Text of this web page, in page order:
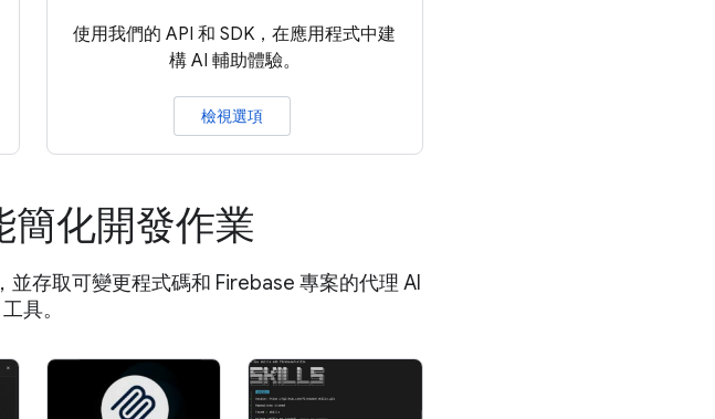
使用我們的 API 和 SDK，在應用程式中建
構 AI 輔助體驗。
檢視選項
簡化開發作業
存取可變更程式碼和 Firebase 專案的代理 AI
工具。